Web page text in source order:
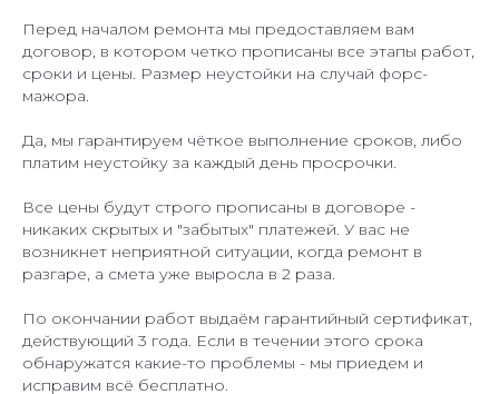
Перед началом ремонта мы предоставляем вам
договор, в котором четко прописаны все этапы работ,
сроки и цены. Размер неустойки на случай форс-
мажора.
Да, мы гарантируем чёткое выполнение сроков, либо
платим неустойку за каждый день просрочки.
Все цены будут строго прописаны в договоре -
никаких скрытых и "забытых" платежей. У вас не
возникнет неприятной ситуации, когда ремонт в
разгаре, а смета уже выросла в 2 раза.
По окончании работ выдаём гарантийный сертификат,
действующий 3 года. Если в течении этого срока
обнаружатся какие-то проблемы - мы приедем и
исправим всё бесплатно.